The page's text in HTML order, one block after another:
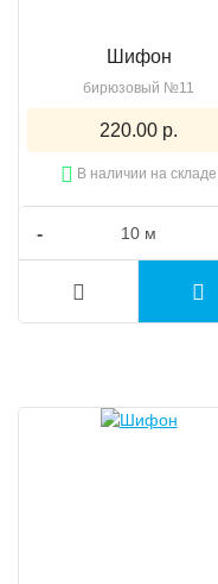
Шифон
бирюзовый №11
220.00 р.
В наличии на складе
-